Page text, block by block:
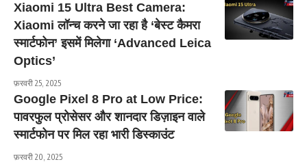
Xiaomi 15 Ultra Best Camera:
Xiaomi लॉन्च करने जा रहा है ‘बेस्ट कैमरा
स्मार्टफोन’ इसमें मिलेगा ‘Advanced Leica
Optics’
फ़रवरी 25, 2025
Google Pixel 8 Pro at Low Price:
पावरफुल प्रोसेसर और शानदार डिज़ाइन वाले
स्मार्टफोन पर मिल रहा भारी डिस्काउंट
फ़रवरी 20, 2025